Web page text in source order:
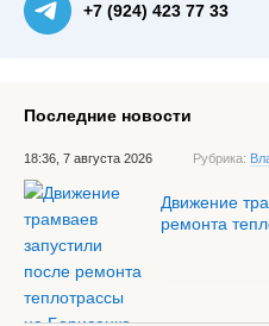
+7 (924) 423 77 33
Последние новости
18:36, 7 августа 2026 Рубрика:
Движение
ремонта